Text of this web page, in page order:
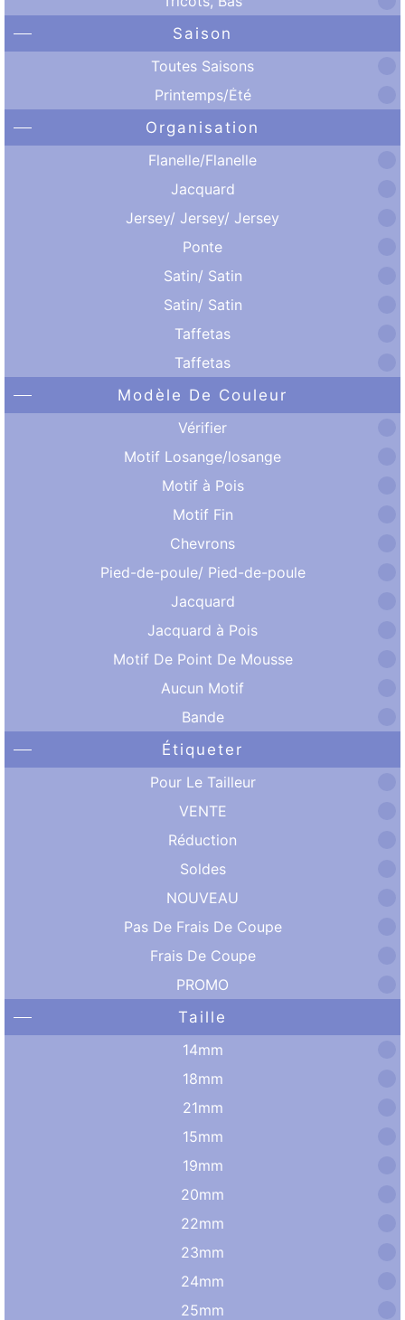
Saison
Toutes Saisons
Printemps/Été
Organisation
Flanelle/Flanelle
Jacquard
Jersey/ Jersey/ Jersey
Ponte
Satin/ Satin
Satin/ Satin
Taffetas
Taffetas
Modèle De Couleur
Vérifier
Motif Losange/losange
Motif à Pois
Motif Fin
Chevrons
Pied-de-poule/ Pied-de-poule
Jacquard
Jacquard à Pois
Motif De Point De Mousse
Aucun Motif
Bande
Étiqueter
Pour Le Tailleur
VENTE
Réduction
Soldes
NOUVEAU
Pas De Frais De Coupe
Frais De Coupe
PROMO
Taille
14mm
18mm
21mm
15mm
19mm
20mm
22mm
23mm
24mm
25mm